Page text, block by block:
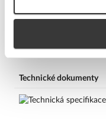
Technické dokumenty